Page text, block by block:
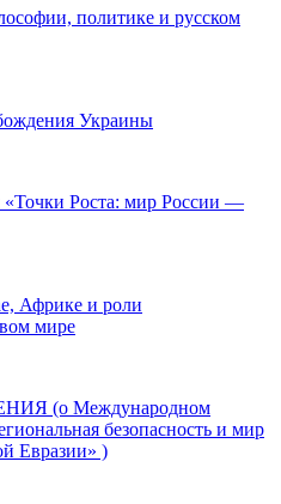
политике и русском
Украины
Роста: мир России —
Африке и роли
мире
(о Международном
безопасность и мир
Евразии» )